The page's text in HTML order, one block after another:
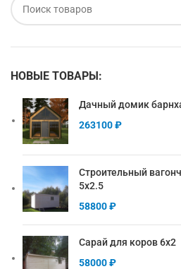
НОВЫЕ ТОВАРЫ:
Дачный домик
263100₽
Строительный
5х2.5
58800₽
Сарай для коров 6х2
58000₽